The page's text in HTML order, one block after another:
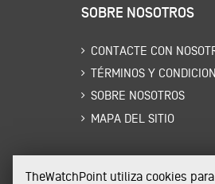
SOBRE NOSOTROS
CONTACTE CON
TÉRMINOS Y
SOBRE NOSOTROS
MAPA DEL SITIO
TheWatchPoint utiliza cookies